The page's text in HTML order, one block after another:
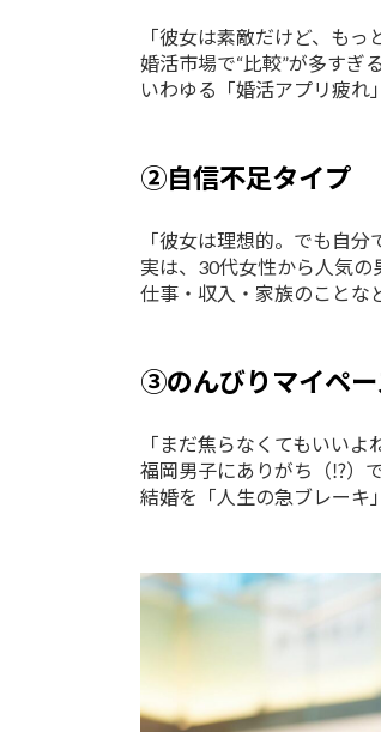
「彼女は素敵だけど、も
婚活市場で“比較”が多すぎ
いわゆる「婚活アプリ疲れ
②自信不足タイプ
「彼女は理想的。でも自分
実は、30代女性から人気の
仕事・収入・家族のことな
③のんびりマイペ
「まだ焦らなくてもいいよ
福岡男子にありがち（⁉）
結婚を「人生の急ブレーキ